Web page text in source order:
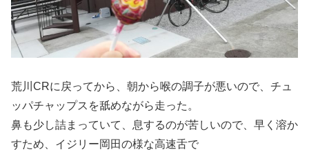
荒川CRに戻ってから、朝から喉の調子が悪いので、チュ
ッパチャップスを舐めながら走った。
鼻も少し詰まっていて、息するのが苦しいので、早く溶か
すため、イジリー岡田の様な高速舌で